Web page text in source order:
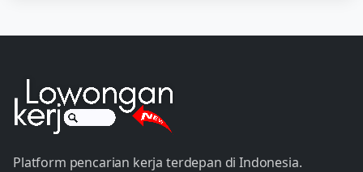
Platform pencarian kerja terdepan di Indonesia.